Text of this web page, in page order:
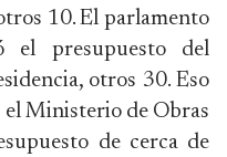
10. El parlamento
presupuesto del
otros 30. Eso
el Ministerio de Obras
de cerca de